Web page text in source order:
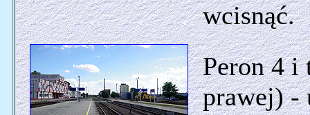
wcisnąć.
Peron 4 i
prawej) -